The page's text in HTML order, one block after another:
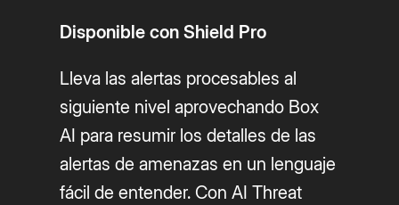
Disponible con Shield Pro
Lleva las alertas procesables al
siguiente nivel aprovechando Box
AI para resumir los detalles de las
alertas de amenazas en un lenguaje
fácil de entender. Con AI Threat